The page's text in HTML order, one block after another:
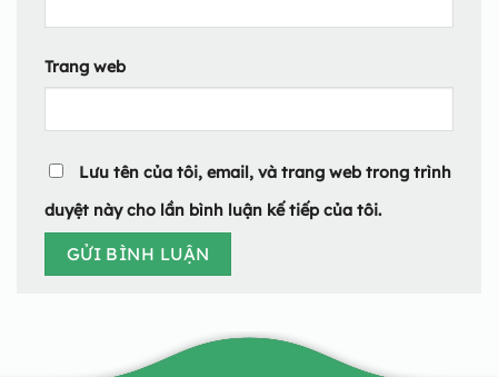
Trang web
Lưu tên của tôi, email, và trang web trong trình
duyệt này cho lần bình luận kế tiếp của tôi.